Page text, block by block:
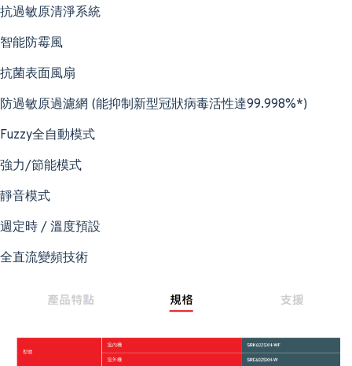
抗過敏原清淨系統
智能防霉風
抗菌表面風扇
防過敏原過濾網 (能抑制新型冠狀病毒活性達99.998%*)
Fuzzy全自動模式
強力/節能模式
靜音模式
週定時 / 溫度預設
全直流變頻技術